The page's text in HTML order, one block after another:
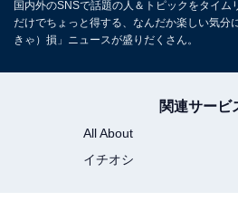
国内外のSNSで話題の人＆トピックをタイム
だけでちょっと得する、なんだか楽しい気分
きゃ）損」ニュースが盛りだくさん。
関連サービ
All About
イチオシ